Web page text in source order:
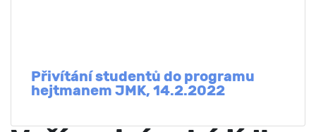
Přivítání studentů do programu
hejtmanem JMK, 14.2.2022